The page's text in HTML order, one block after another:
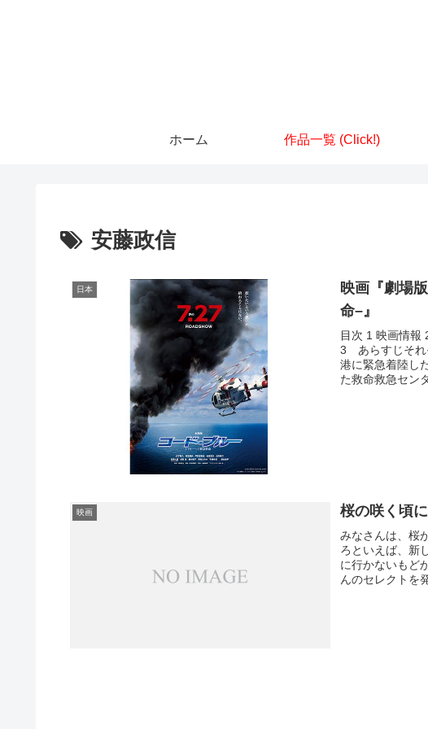
ホーム 作品一覧 (Click!)
安藤政信
日本
映画『劇場
命–』
目次 1 映画情
3 あらすじそれ
港に緊急着陸し
た救命救急セン
映画 桜の咲く頃
みなさんは、桜
ろといえば、新
に行かないもど
んのセレクトを